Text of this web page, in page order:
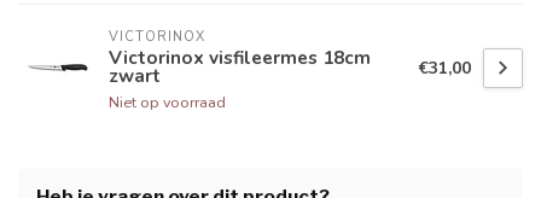
VICTORINOX
Victorinox visfileermes 18cm
zwart
Niet op voorraad
€31,00